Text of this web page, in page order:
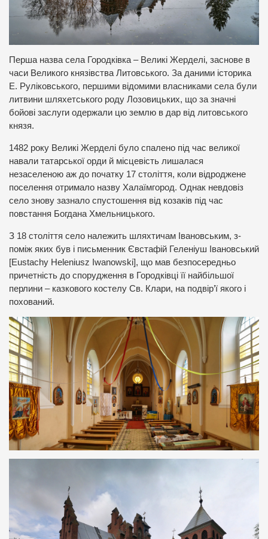
Перша назва села Городківка – Великі Жерделі, заснове в
часи Великого князівства Литовського. За даними історика
Е. Руліковського, першими відомими власниками села були
литвини шляхетського роду Лозовицьких, що за значні
бойові заслуги одержали цю землю в дар від литовського
князя.
1482 року Великі Жерделі було спалено під час великої
навали татарської орди й місцевість лишалася
незаселеною аж до початку 17 століття, коли відроджене
поселення отримало назву Халаїмгород. Однак невдовіз
село знову зазнало спустошення від козаків під час
повстання Богдана Хмельницького.
З 18 століття село належить шляхтичам Івановським, з-
поміж яких був і письменник Євстафій Геленіуш Івановський
[Eustachy Heleniusz Iwanowski], що мав безпосередньо
причетність до спорудження в Городківці її найбільшої
перлини – казкового костелу Св. Клари, на подвір’ї якого і
похований.